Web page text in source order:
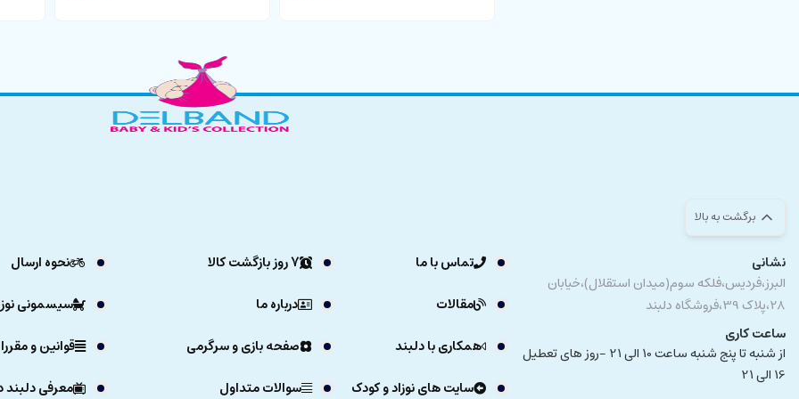
برگشت به بالا
نشانی
البرز،فردیس،فلکه سوم(میدان استقلال)،خیابان
28،پلاک 39،فروشگاه دلبند
ساعت کاری
از شنبه تا پنج شنبه ساعت 10 الی 21 -روز های تعطیل
16 الی 21
تماس با ما 7 روز بازگشت کالا
نحوه ارسال
مقالات
درباره ما
سیسمونی
همکاری با دلبند
صفحه بازی و سرگرمی
قوانین و
سایت های نوزاد و کودک
سوالات متداول معرفی